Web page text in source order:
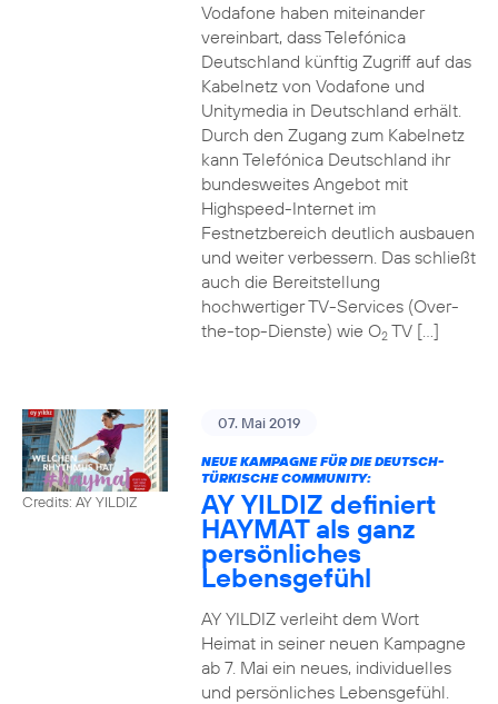
Vodafone haben miteinander
vereinbart, dass Telefónica
Deutschland künftig Zugriff auf das
Kabelnetz von Vodafone und
Unitymedia in Deutschland erhält.
Durch den Zugang zum Kabelnetz
kann Telefónica Deutschland ihr
bundesweites Angebot mit
Highspeed-Internet im
Festnetzbereich deutlich ausbauen
und weiter verbessern. Das schließt
auch die Bereitstellung
hochwertiger TV-Services (Over-
the-top-Dienste) wie O2TV […]
Credits: AY YILDIZ
07. Mai 2019
NEUE KAMPAGNE FÜR DIE DEUTSCH-
TÜRKISCHE COMMUNITY:
AY YILDIZ definiert
HAYMAT als ganz
persönliches
Lebensgefühl
AY YILDIZ verleiht dem Wort
Heimat in seiner neuen Kampagne
ab 7. Mai ein neues, individuelles
und persönliches Lebensgefühl.